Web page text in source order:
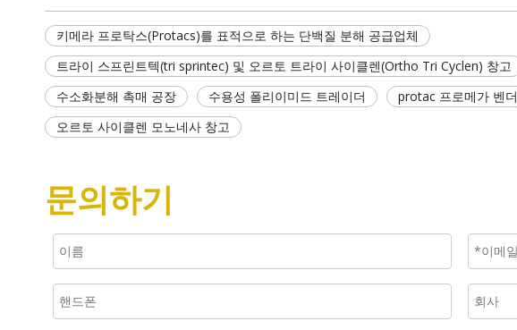
키메라 프로탁스(Protacs)를 표적으로 하는 단백질 분해 공급업체
트라이 스프린트텍(tri sprintec) 및 오르토 트라이 사이클렌(Ortho Tri Cyclen) 창고
수소화분해 촉매 공장
수용성 폴리이미드 트레이더
protac 프로메가 벤더
오르토 사이클렌 모노네사 창고
문의하기